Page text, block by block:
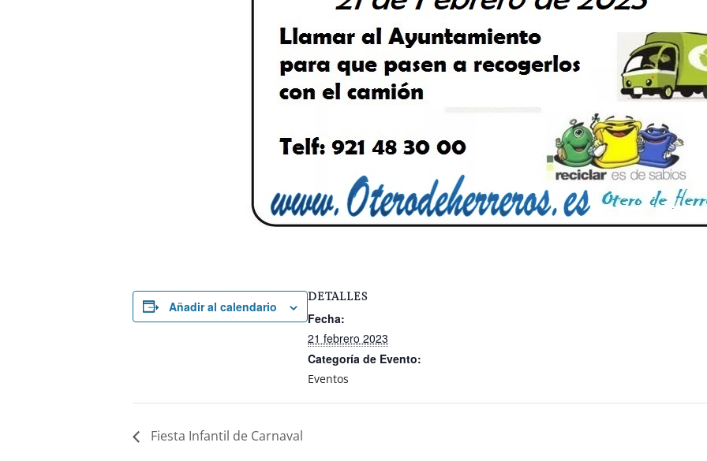
Añadir al calendario
DETALLES
Fecha:
21 febrero 2023
Categoría de Evento:
Eventos
Fiesta Infantil de Carnaval